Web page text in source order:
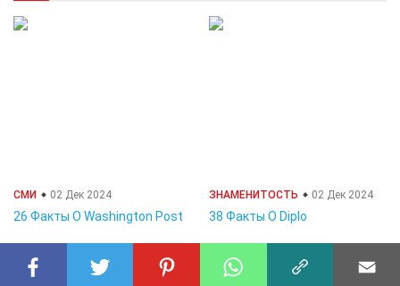
СМИ 02 Дек 2024
26 Факты О Washington Post
ЗНАМЕНИТОСТЬ 02 Дек 2024
38 Факты О Diplo